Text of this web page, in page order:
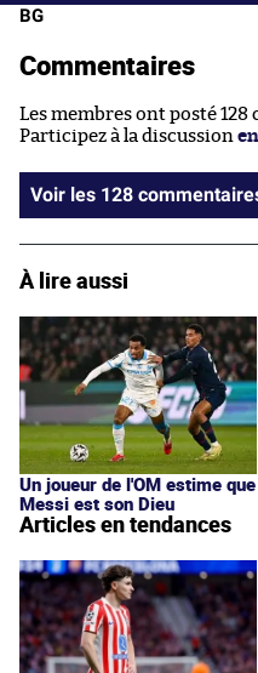
BG
Commentaires
Les membres ont posté
Participez à la discussion
Voir les 128
À lire aussi
Un joueur de l'OM estime que
Messi est son Dieu
Articles en tendances